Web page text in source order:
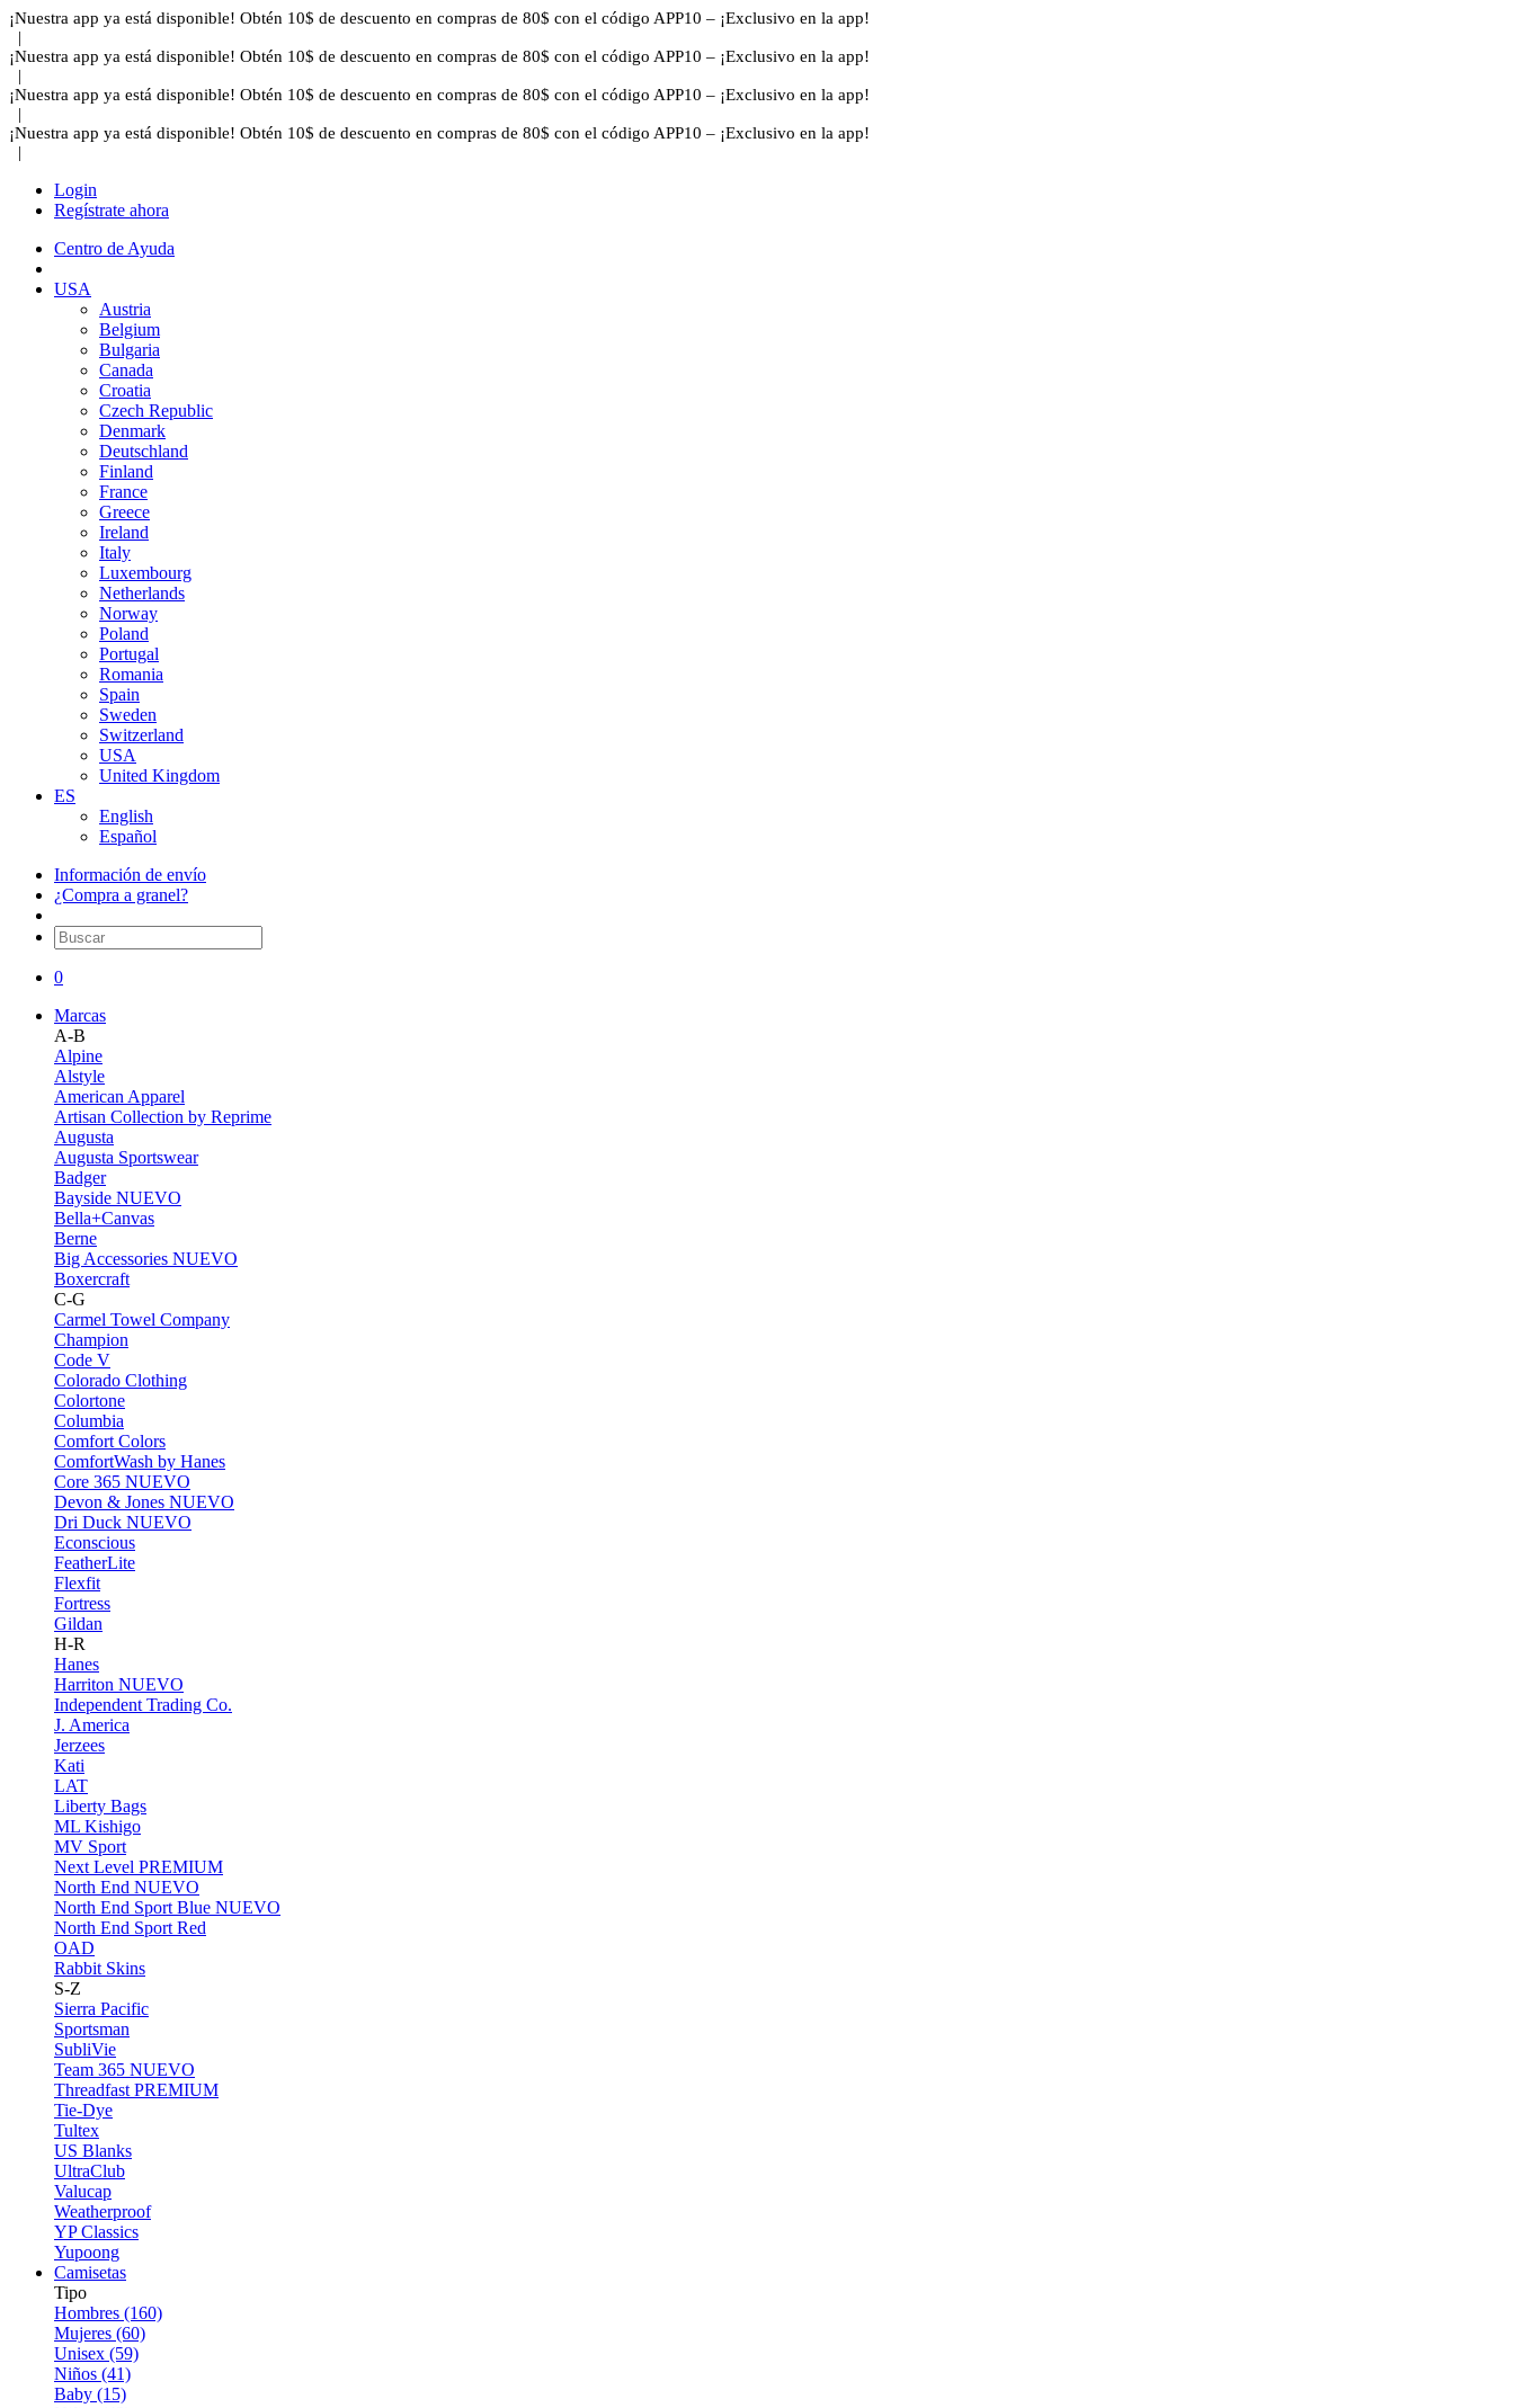
¡Nuestra app ya está disponible! Obtén 10$ de descuento en compras de 80$ con el código APP10 – ¡Exclusivo en la app!
|
¡Nuestra app ya está disponible! Obtén 10$ de descuento en compras de 80$ con el código APP10 – ¡Exclusivo en la app!
|
¡Nuestra app ya está disponible! Obtén 10$ de descuento en compras de 80$ con el código APP10 – ¡Exclusivo en la app!
|
¡Nuestra app ya está disponible! Obtén 10$ de descuento en compras de 80$ con el código APP10 – ¡Exclusivo en la app!
|
Login
Regístrate ahora
Centro de Ayuda
USA
Austria
Belgium
Bulgaria
Canada
Croatia
Czech Republic
Denmark
Deutschland
Finland
France
Greece
Ireland
Italy
Luxembourg
Netherlands
Norway
Poland
Portugal
Romania
Spain
Sweden
Switzerland
USA
United Kingdom
ES
English
Español
Información de envío
¿Compra a granel?
0
Marcas
A-B
Alpine
Alstyle
American Apparel
Artisan Collection by Reprime
Augusta
Augusta Sportswear
Badger
Bayside NUEVO
Bella+Canvas
Berne
Big Accessories NUEVO
Boxercraft
C-G
Carmel Towel Company
Champion
Code V
Colorado Clothing
Colortone
Columbia
Comfort Colors
ComfortWash by Hanes
Core 365 NUEVO
Devon & Jones NUEVO
Dri Duck NUEVO
Econscious
FeatherLite
Flexfit
Fortress
Gildan
H-R
Hanes
Harriton NUEVO
Independent Trading Co.
J. America
Jerzees
Kati
LAT
Liberty Bags
ML Kishigo
MV Sport
Next Level PREMIUM
North End NUEVO
North End Sport Blue NUEVO
North End Sport Red
OAD
Rabbit Skins
S-Z
Sierra Pacific
Sportsman
SubliVie
Team 365 NUEVO
Threadfast PREMIUM
Tie-Dye
Tultex
US Blanks
UltraClub
Valucap
Weatherproof
YP Classics
Yupoong
Camisetas
Tipo
Hombres (160)
Mujeres (60)
Unisex (59)
Niños (41)
Baby (15)